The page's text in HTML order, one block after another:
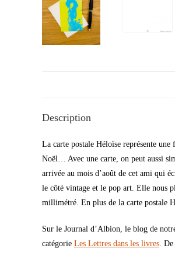
Description
La carte postale Héloïse représente
Noël… Avec une carte, on peut aussi
arrivée au mois d’août de cet ami qui
le côté vintage et le pop art. Elle nous
millimétré. En plus de la carte postale
Sur le Journal d’Albion, le blog de
catégorie Les Lettres dans les livres .